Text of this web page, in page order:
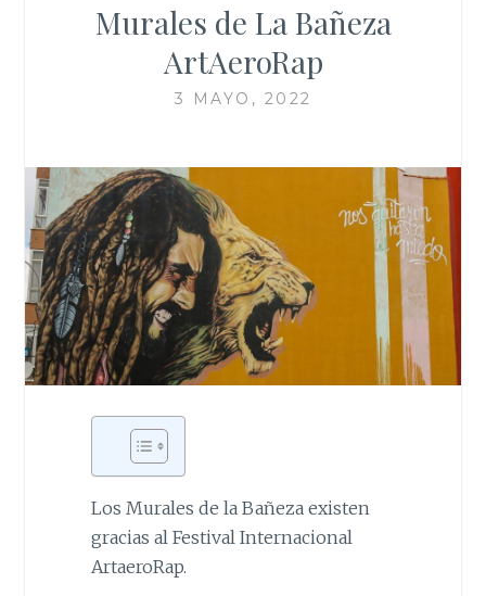
Murales de La Bañeza
ArtAeroRap
3 MAYO, 2022
Los Murales de la Bañeza existen
gracias al Festival Internacional
ArtaeroRap.